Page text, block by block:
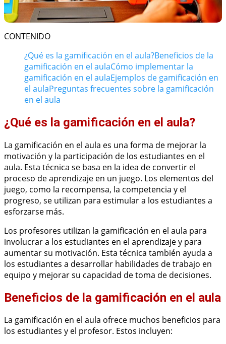
CONTENIDO
¿Qué es la gamificación en el aula?Beneficios de la
gamificación en el aulaCómo implementar la
gamificación en el aulaEjemplos de gamificación en
el aulaPreguntas frecuentes sobre la gamificación
en el aula
¿Qué es la gamificación en el aula?
La gamificación en el aula es una forma de mejorar la
motivación y la participación de los estudiantes en el
aula. Esta técnica se basa en la idea de convertir el
proceso de aprendizaje en un juego. Los elementos del
juego, como la recompensa, la competencia y el
progreso, se utilizan para estimular a los estudiantes a
esforzarse más.
Los profesores utilizan la gamificación en el aula para
involucrar a los estudiantes en el aprendizaje y para
aumentar su motivación. Esta técnica también ayuda a
los estudiantes a desarrollar habilidades de trabajo en
equipo y mejorar su capacidad de toma de decisiones.
Beneficios de la gamificación en el aula
La gamificación en el aula ofrece muchos beneficios para
los estudiantes y el profesor. Estos incluyen: